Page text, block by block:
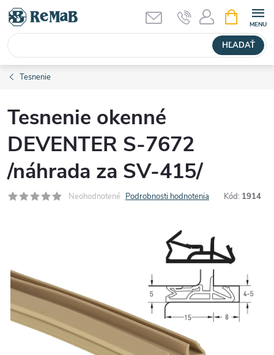
Prejsť
obsah
HĽADAŤ
KOŠÍK
Tesnenie
Tesnenie okenné
DEVENTER S-7672
/náhrada za SV-415/
Neohodnotené Podrobnosti hodnotenia Kód: 1914